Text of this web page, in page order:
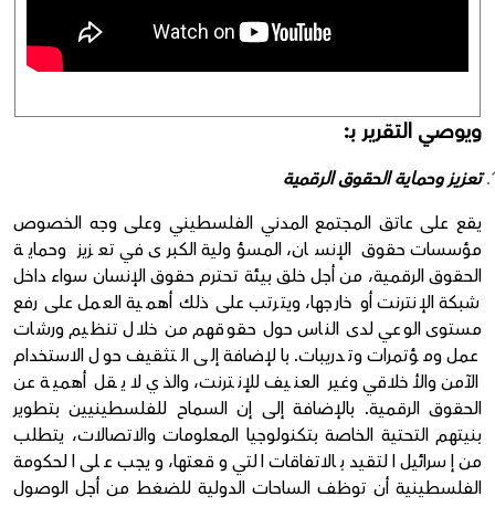
ويوصي التقرير بـ:
تعزيز وحماية الحقوق الرقمية
يقع على عاتق المجتمع المدني الفلسطيني وعلى وجه الخصوص
مؤسسات حقوق الإنسان، المسؤولية الكبرى في تعزيز وحماية
الحقوق الرقمية، من أجل خلق بيئة تحترم حقوق الإنسان سواء داخل
شبكة الإنترنت أو خارجها، ويترتب على ذلك أهمية العمل على رفع
مستوى الوعي لدى الناس حول حقوقهم من خلال تنظيم ورشات
عمل ومؤتمرات وتدريبات. بالإضافة إلى التثقيف حول الاستخدام
الآمن والأخلاقي وغير العنيف للإنترنت، والذي لا يقل أهمية عن
الحقوق الرقمية. بالإضافة إلى إن السماح للفلسطينيين بتطوير
بنيتهم التحتية الخاصة بتكنولوجيا المعلومات والاتصالات، يتطلب
من إسرائيل التقيد بالاتفاقات التي وقعتها، ويجب على الحكومة
الفلسطينية أن توظف الساحات الدولية للضغط من أجل الوصول